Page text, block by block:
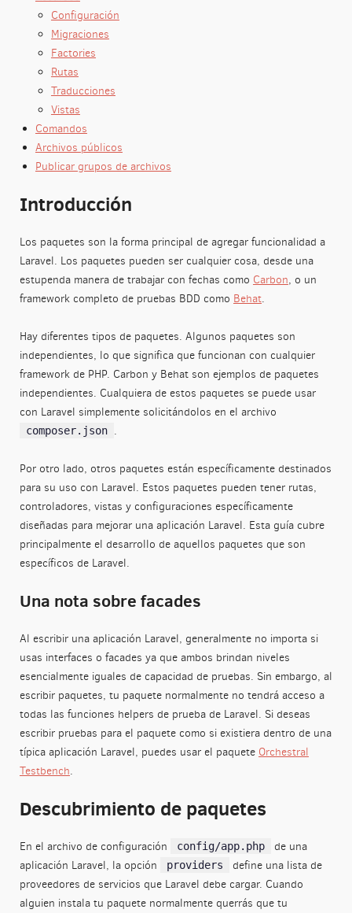
Configuración
Migraciones
Factories
Rutas
Traducciones
Vistas
Comandos
Archivos públicos
Publicar grupos de archivos
Introducción
Los paquetes son la forma principal de agregar funcionalidad a
Laravel. Los paquetes pueden ser cualquier cosa, desde una
estupenda manera de trabajar con fechas como Carbon, o un
framework completo de pruebas BDD como Behat.
Hay diferentes tipos de paquetes. Algunos paquetes son
independientes, lo que significa que funcionan con cualquier
framework de PHP. Carbon y Behat son ejemplos de paquetes
independientes. Cualquiera de estos paquetes se puede usar
con Laravel simplemente solicitándolos en el archivo
composer.json .
Por otro lado, otros paquetes están específicamente destinados
para su uso con Laravel. Estos paquetes pueden tener rutas,
controladores, vistas y configuraciones específicamente
diseñadas para mejorar una aplicación Laravel. Esta guía cubre
principalmente el desarrollo de aquellos paquetes que son
específicos de Laravel.
Una nota sobre facades
Al escribir una aplicación Laravel, generalmente no importa si
usas interfaces o facades ya que ambos brindan niveles
esencialmente iguales de capacidad de pruebas. Sin embargo, al
escribir paquetes, tu paquete normalmente no tendrá acceso a
todas las funciones helpers de prueba de Laravel. Si deseas
escribir pruebas para el paquete como si existiera dentro de una
típica aplicación Laravel, puedes usar el paquete Orchestral
Testbench.
Descubrimiento de paquetes
En el archivo de configuración config/app.php
de una
aplicación Laravel, la opción
providers
define una lista de
proveedores de servicios que Laravel debe cargar. Cuando
alguien instala tu paquete normalmente querrás que tu